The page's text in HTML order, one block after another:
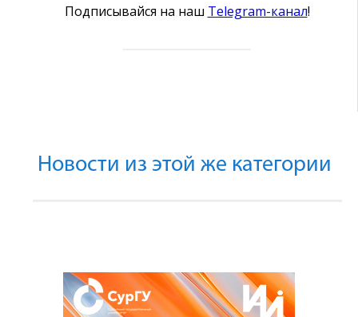
Подписывайся на наш Telegram-канал!
Новости из этой же категории